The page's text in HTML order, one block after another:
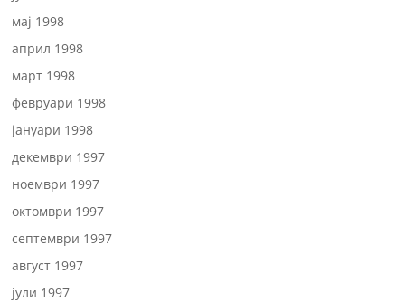
мај 1998
април 1998
март 1998
февруари 1998
јануари 1998
декември 1997
ноември 1997
октомври 1997
септември 1997
август 1997
јули 1997